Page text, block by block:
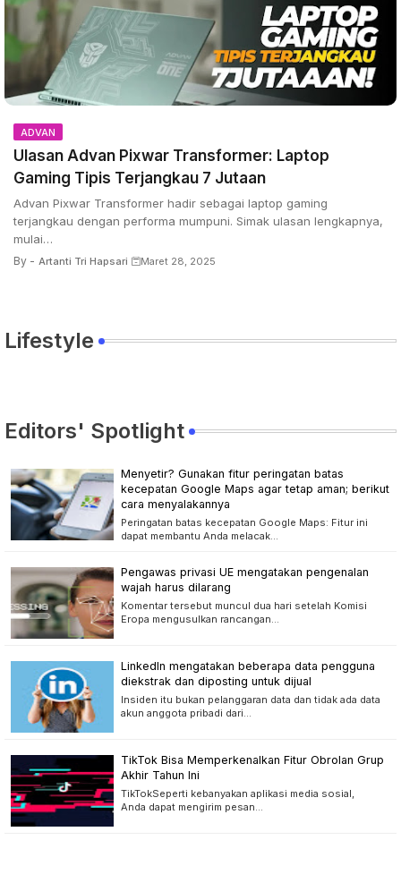
ADVAN
Ulasan Advan Pixwar Transformer: Laptop
Gaming Tipis Terjangkau 7 Jutaan
Advan Pixwar Transformer hadir sebagai laptop gaming
terjangkau dengan performa mumpuni. Simak ulasan lengkapnya,
mulai…
By - Artanti Tri Hapsari Maret 28, 2025
Lifestyle
Editors' Spotlight
Menyetir? Gunakan fitur peringatan batas
kecepatan Google Maps agar tetap aman; berikut
cara menyalakannya
Peringatan batas kecepatan Google Maps: Fitur ini
dapat membantu Anda melacak…
Pengawas privasi UE mengatakan pengenalan
wajah harus dilarang
Komentar tersebut muncul dua hari setelah Komisi
Eropa mengusulkan rancangan…
LinkedIn mengatakan beberapa data pengguna
diekstrak dan diposting untuk dijual
Insiden itu bukan pelanggaran data dan tidak ada data
akun anggota pribadi dari…
TikTok Bisa Memperkenalkan Fitur Obrolan Grup
Akhir Tahun Ini
TikTokSeperti kebanyakan aplikasi media sosial,
Anda dapat mengirim pesan…